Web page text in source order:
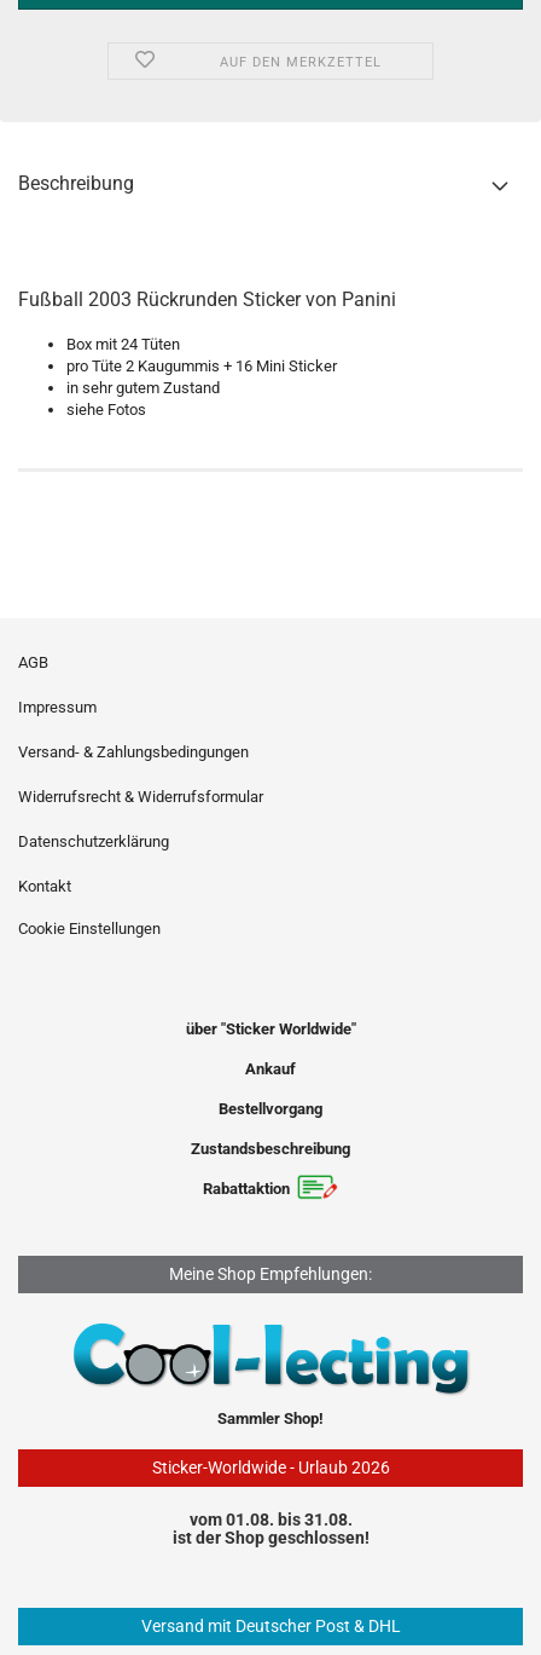
AUF DEN MERKZETTEL
Beschreibung
Fußball 2003 Rückrunden Sticker von Panini
Box mit 24 Tüten
pro Tüte 2 Kaugummis + 16 Mini Sticker
in sehr gutem Zustand
siehe Fotos
AGB
Impressum
Versand- & Zahlungsbedingungen
Widerrufsrecht & Widerrufsformular
Datenschutzerklärung
Kontakt
Cookie Einstellungen
über "Sticker Worldwide"
Ankauf
Bestellvorgang
Zustandsbeschreibung
Rabattaktion
Meine Shop Empfehlungen:
Sammler Shop!
Sticker-Worldwide - Urlaub 2026
vom 01.08. bis 31.08.
ist der Shop geschlossen!
Versand mit Deutscher Post & DHL